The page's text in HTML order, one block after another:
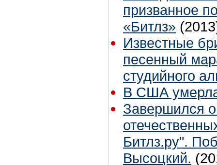
призванное
«Битлз»
Известные
песенный
студийного
В США
Завершился
Битлз.ру".
Высоцкий.